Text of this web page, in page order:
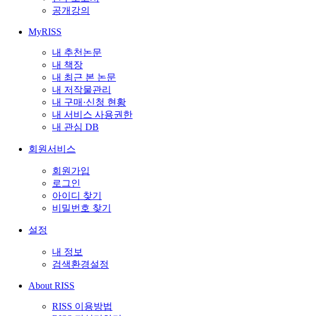
공개강의
MyRISS
내 추천논문
내 책장
내 최근 본 논문
내 저작물관리
내 구매·신청 현황
내 서비스 사용권한
내 관심 DB
회원서비스
회원가입
로그인
아이디 찾기
비밀번호 찾기
설정
내 정보
검색환경설정
About RISS
RISS 이용방법